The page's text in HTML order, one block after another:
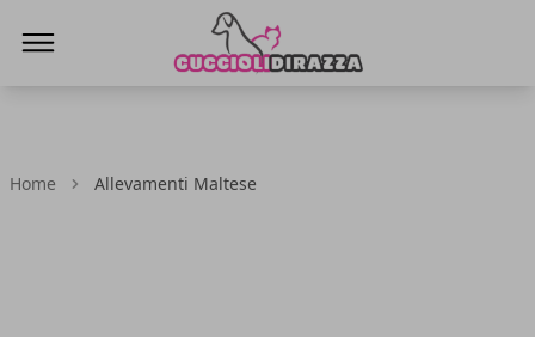
Home Allevamenti Maltese